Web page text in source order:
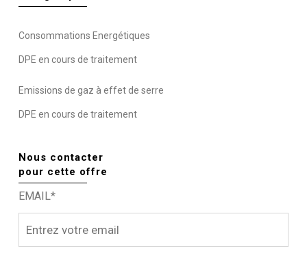
Consommations Energétiques
DPE en cours de traitement
Emissions de gaz à effet de serre
DPE en cours de traitement
Nous contacter
pour cette offre
EMAIL*